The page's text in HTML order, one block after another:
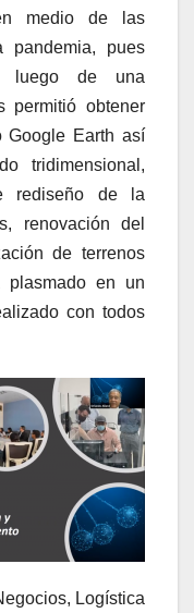
medio de las
pandemia, pues
luego de una
permitió obtener
Google Earth así
tridimensional,
rediseño de la
renovación del
de terrenos
plasmado en un
con todos
Logística